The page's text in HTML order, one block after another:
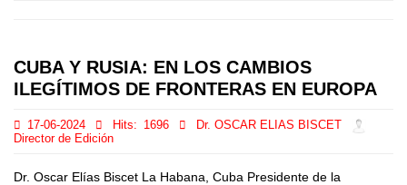
CUBA Y RUSIA: EN LOS CAMBIOS
ILEGÍTIMOS DE FRONTERAS EN EUROPA
17-06-2024 Hits: 1696
Dr. OSCAR ELIAS BISCET
Director de Edición
Dr. Oscar Elías Biscet La Habana, Cuba Presidente de la